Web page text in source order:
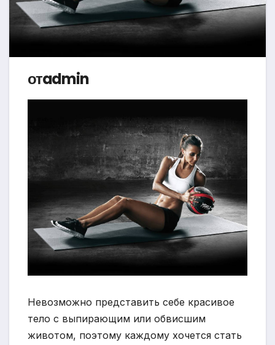
отadmin
Невозможно представить себе красивое
тело с выпирающим или обвисшим
животом, поэтому каждому хочется стать